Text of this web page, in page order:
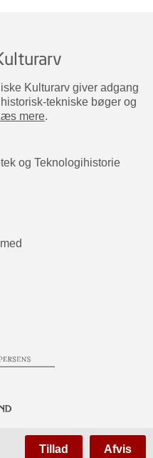
Kulturarv giver adgang
tekniske bøger og
mere.
og Teknologihistorie
Tillad Afvis